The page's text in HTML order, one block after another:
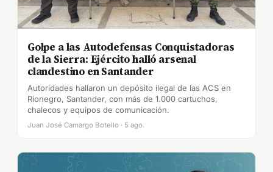
Golpe a las Autodefensas Conquistadoras
de la Sierra: Ejército halló arsenal
clandestino en Santander
Autoridades hallaron un depósito ilegal de las ACS en
Rionegro, Santander, con más de 1.000 cartuchos,
chalecos y equipos de comunicación.
Juan José Camargo Botello · 5 ago.